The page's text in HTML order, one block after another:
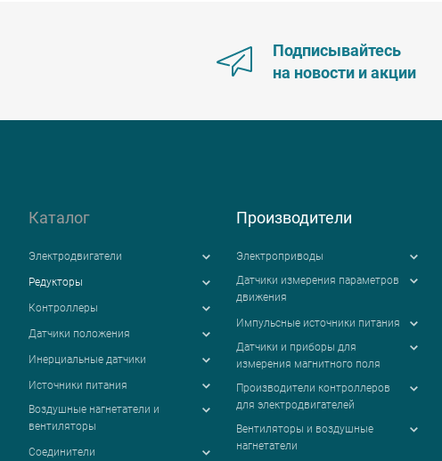
Подписывайтесь
на новости и акции
Каталог
Электродвигатели
Редукторы
Контроллеры
Датчики положения
Инерциальные датчики
Источники питания
Воздушные нагнетатели и
вентиляторы
Соединители
Производители
Электроприводы
Датчики измерения параметров
движения
Импульсные источники питания
Датчики и приборы для
измерения магнитного поля
Производители контроллеров
для электродвигателей
Вентиляторы и воздушные
нагнетатели